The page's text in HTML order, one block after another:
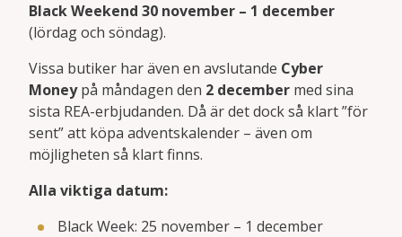
Black Weekend 30 november – 1 december
(lördag och söndag).
Vissa butiker har även en avslutande Cyber
Moneypå måndagen den 2 december med sina
sista REA-erbjudanden. Då är det dock så klart ”för
sent” att köpa adventskalender – även om
möjligheten så klart finns.
Alla viktiga datum:
Black Week: 25 november – 1 december